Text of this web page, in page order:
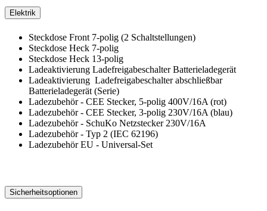
Elektrik
Steckdose Front 7-polig (2 Schaltstellungen)
Steckdose Heck 7-polig
Steckdose Heck 13-polig
Ladeaktivierung Ladefreigabeschalter Batterieladegerät
Ladeaktivierung Ladefreigabeschalter abschließbar
Batterieladegerät (Serie)
Ladezubehör - CEE Stecker, 5-polig 400V/16A (rot)
Ladezubehör - CEE Stecker, 3-polig 230V/16A (blau)
Ladezubehör - SchuKo Netzstecker 230V/16A
Ladezubehör - Typ 2 (IEC 62196)
Ladezubehör EU - Universal-Set
Sicherheitsoptionen